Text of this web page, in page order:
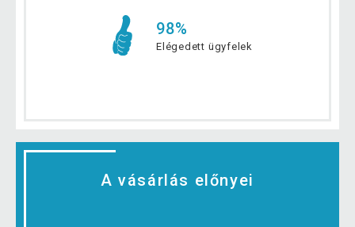
98%
Elégedett ügyfelek
A vásárlás előnyei